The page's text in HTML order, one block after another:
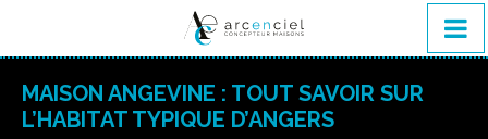
MAISON ANGEVINE : TOUT SAVOIR SUR
L’HABITAT TYPIQUE D’ANGERS